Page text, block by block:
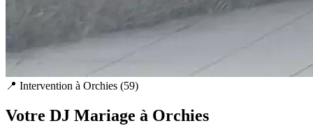
📍 Intervention à Orchies (59)
Votre DJ Mariage à Orchies